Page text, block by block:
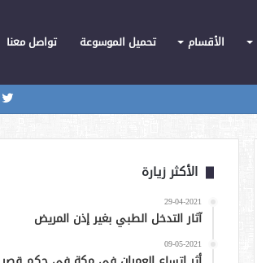
الأقسام تحميل الموسوعة تواصل معنا
الأكثر زيارة
29-04-2021
آثار التدخل الطبي بغير إذن المريض
09-05-2021